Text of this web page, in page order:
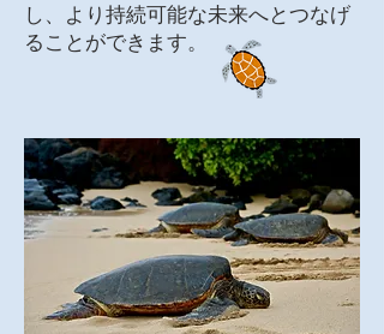
し、より持続可能な未来へとつなげ
ることができます。